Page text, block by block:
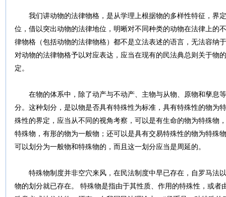
我们讲动物的法律物格，是从学理上根据物的多样性特征，界
位，借以突出动物的法律地位，明晰对不同种类的动物在法律上的
律物格（包括动物的法律物格）都不是立法表述的语言，无法容纳
对动物的法律物格予以对应表达，应当在现有的民法典总则关于物
定。
在物的体系中，除了动产与不动产、主物与从物、原物和孳息
分。这种划分，是以物是否具有特殊性为标准，具有特殊性的物为
殊性的界定，应当从不同的视角考察，可以是有生命的物为特殊物
特殊物，有形的物为一般物；还可以是具有交易特殊性的物为特殊
可以划分为一般物和特殊物的，而且这一划分应当是周延的。
特殊物制度并非空穴来风，在民法制度中早已存在，自罗马法
物的划分就已存在。 特殊物是指由于其性质、作用的特殊性，或者